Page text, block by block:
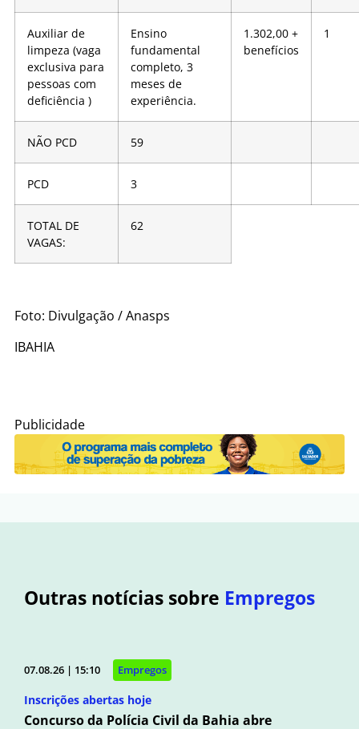
Auxiliar de
limpeza (vaga
exclusiva para
pessoas com
deficiência )
Ensino
fundamental
completo, 3
meses de
experiência.
1.302,00 +
benefícios
1
NÃO PCD 59
PCD 3
TOTAL DE
VAGAS:
62
Foto: Divulgação / Anasps
IBAHIA
Publicidade
Outras notícias sobre Empregos
07.08.26 | 15:10 Empregos
Inscrições abertas hoje
Concurso da Polícia Civil da Bahia abre